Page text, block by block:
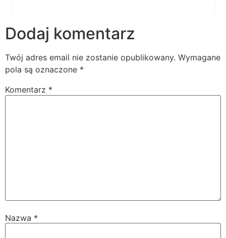
Dodaj komentarz
Twój adres email nie zostanie opublikowany. Wymagane
pola są oznaczone *
Komentarz *
Nazwa *